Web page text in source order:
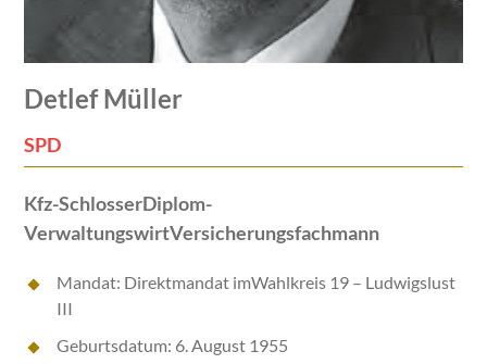
Detlef Müller
SPD
Kfz-SchlosserDiplom-
VerwaltungswirtVersicherungsfachmann
Mandat: Direktmandat imWahlkreis 19 – Ludwigslust
III
Geburtsdatum: 6. August 1955